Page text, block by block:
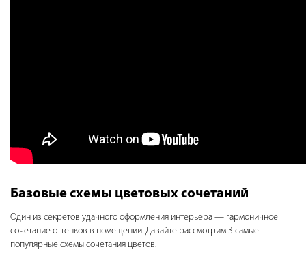
Базовые схемы цветовых сочетаний
Один из секретов удачного оформления интерьера — гармоничное
сочетание оттенков в помещении. Давайте рассмотрим 3 самые
популярные схемы сочетания цветов.